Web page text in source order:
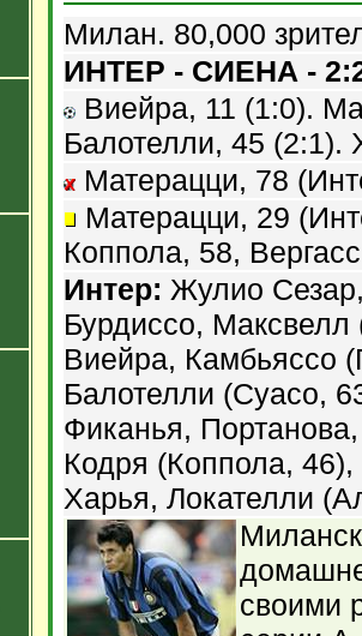
Милан. 80,000
ИНТЕР - СИЕНА -
Виейра, 11 (1:0).
Балотелли, 45 (2:1).
Матерацци, 78
Матерацци, 29
Коппола, 58,
Интер: Жулио
Бурдиссо, Максвелл
Виейра, Камбьяссо
Балотелли (Суасо,
Фиканья,
Кодря (Коппола,
Харья, Локателли
своими